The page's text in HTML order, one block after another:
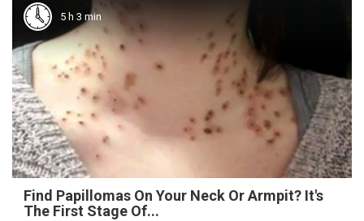
5 h 3 min
Find Papillomas On Your Neck Or Armpit? It's
The First Stage Of...